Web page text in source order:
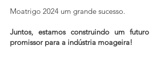
Moatrigo 2024 um grande sucesso.
Juntos, estamos construindo um futuro
promissor para a indústria moageira!